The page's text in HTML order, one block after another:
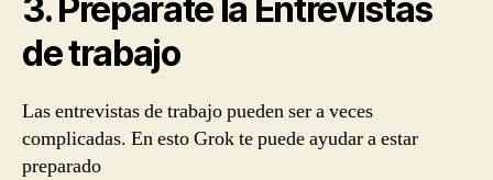
3. Prepárate la Entrevistas
de trabajo
Las entrevistas de trabajo pueden ser a veces
complicadas. En esto Grok te puede ayudar a estar
preparado